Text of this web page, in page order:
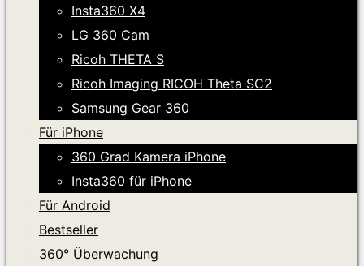
Insta360 X4
LG 360 Cam
Ricoh THETA S
Ricoh Imaging RICOH Theta SC2
Samsung Gear 360
Für iPhone
360 Grad Kamera iPhone
Insta360 für iPhone
Für Android
Bestseller
360° Überwachung